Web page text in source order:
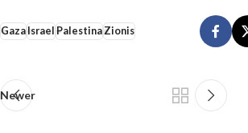
GazaIsrael PalestinaZionis
Newer